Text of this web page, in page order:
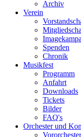
Archiv
Verein
Spenden
Chronik
Musikfest
Programm
Anfahrt
Downloads
Tickets
Bilder
FAQ's
Orchester und
Vororchester